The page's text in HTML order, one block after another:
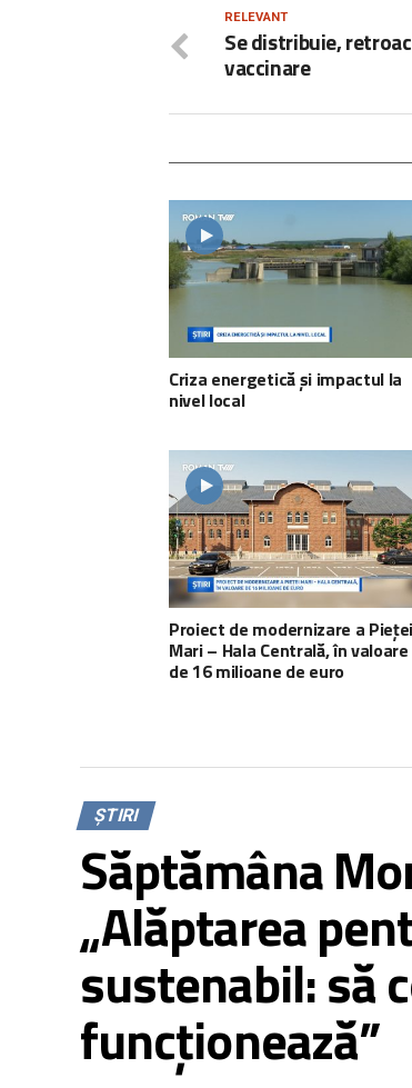
RELEVANT
Se distribuie,
vaccinare
Criza energetică și impactul la
nivel local
Proiect de modernizare a Pieței
Mari – Hala Centrală, în valoare
de 16 milioane de euro
ȘTIRI
Săptămâna
„Alăptarea
sustenabil: să
funcționează”